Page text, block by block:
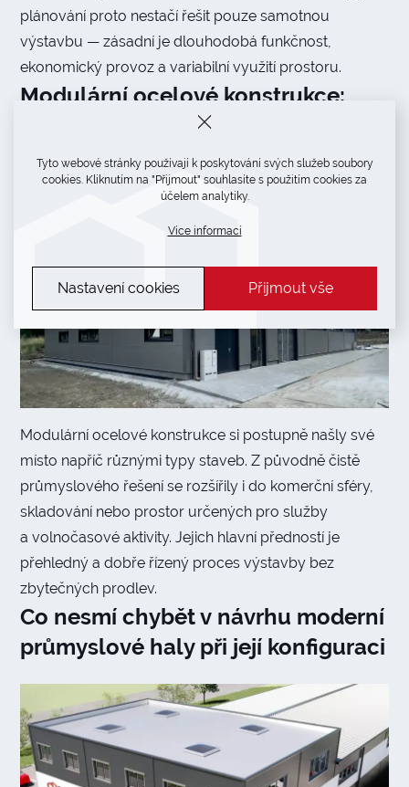
Tyto webové stránky používají k poskytování svých služeb soubory
cookies. Kliknutím na "Přijmout" souhlasíte s použitím cookies za
účelem analytiky.
Více informací
Nastavení cookies Přijmout vše
plánování proto nestačí řešit pouze samotnou
výstavbu — zásadní je dlouhodobá funkčnost,
ekonomický provoz a variabilní využití prostoru.
Modulární ocelové konstrukce:
chytrý přístup k moderní výstavbě
Modulární ocelové konstrukce si postupně našly své
místo napříč různými typy staveb. Z původně čistě
průmyslového řešení se rozšířily i do komerční sféry,
skladování nebo prostor určených pro služby
a volnočasové aktivity. Jejich hlavní předností je
přehledný a dobře řízený proces výstavby bez
zbytečných prodlev.
Co nesmí chybět v návrhu moderní
průmyslové haly při její konfiguraci